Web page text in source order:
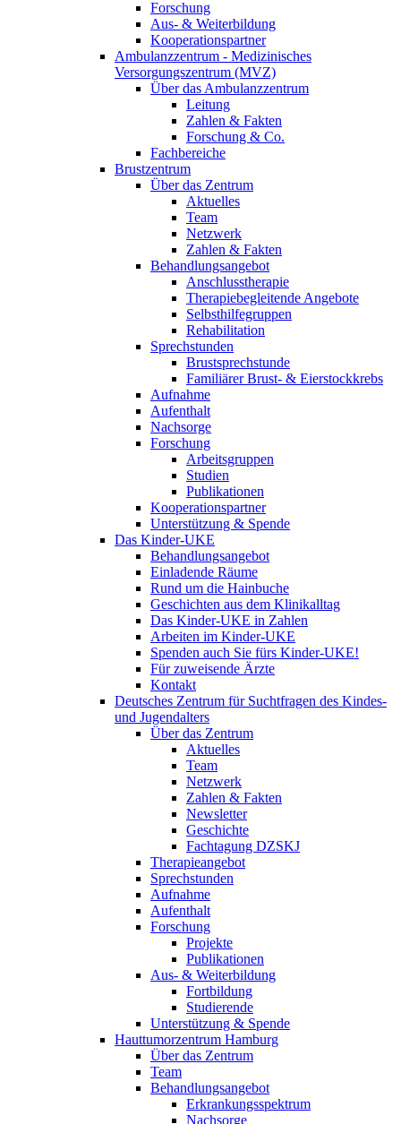
Forschung
Aus- & Weiterbildung
Kooperationspartner
Ambulanzzentrum - Medizinisches
Versorgungszentrum (MVZ)
Über das Ambulanzzentrum
Leitung
Zahlen & Fakten
Forschung & Co.
Fachbereiche
Brustzentrum
Über das Zentrum
Aktuelles
Team
Netzwerk
Zahlen & Fakten
Behandlungsangebot
Anschlusstherapie
Therapiebegleitende Angebote
Selbsthilfegruppen
Rehabilitation
Sprechstunden
Brustsprechstunde
Familiärer Brust- & Eierstockkrebs
Aufnahme
Aufenthalt
Nachsorge
Forschung
Arbeitsgruppen
Studien
Publikationen
Kooperationspartner
Unterstützung & Spende
Das Kinder-UKE
Behandlungsangebot
Einladende Räume
Rund um die Hainbuche
Geschichten aus dem Klinikalltag
Das Kinder-UKE in Zahlen
Arbeiten im Kinder-UKE
Spenden auch Sie fürs Kinder-UKE!
Für zuweisende Ärzte
Kontakt
Deutsches Zentrum für Suchtfragen des Kindes-
und Jugendalters
Über das Zentrum
Aktuelles
Team
Netzwerk
Zahlen & Fakten
Newsletter
Geschichte
Fachtagung DZSKJ
Therapieangebot
Sprechstunden
Aufnahme
Aufenthalt
Forschung
Projekte
Publikationen
Aus- & Weiterbildung
Fortbildung
Studierende
Unterstützung & Spende
Hauttumorzentrum Hamburg
Über das Zentrum
Team
Behandlungsangebot
Erkrankungsspektrum
Nachsorge